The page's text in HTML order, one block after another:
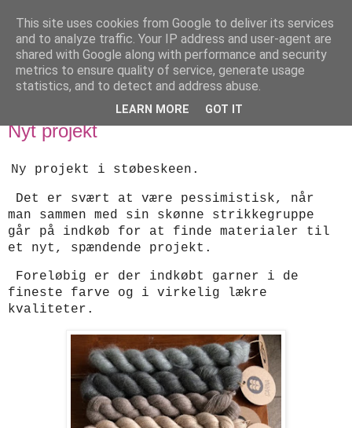
designstrik.dk
.... en side om en yndlingsbeskæftigelse: håndstrik
onsdag den 30. september 2020
Nyt projekt
Ny projekt i støbeskeen.
Det er svært at være pessimistisk, når
man sammen med sin skønne strikkegruppe
går på indkøb for at finde materialer til
et nyt, spændende projekt.
Foreløbig er der indkøbt garner i de
fineste farve og i virkelig lækre
kvaliteter.
This site uses cookies from Google to deliver its services
and to analyze traffic. Your IP address and user-agent are
shared with Google along with performance and security
metrics to ensure quality of service, generate usage
statistics, and to detect and address abuse.
LEARN MORE GOT IT